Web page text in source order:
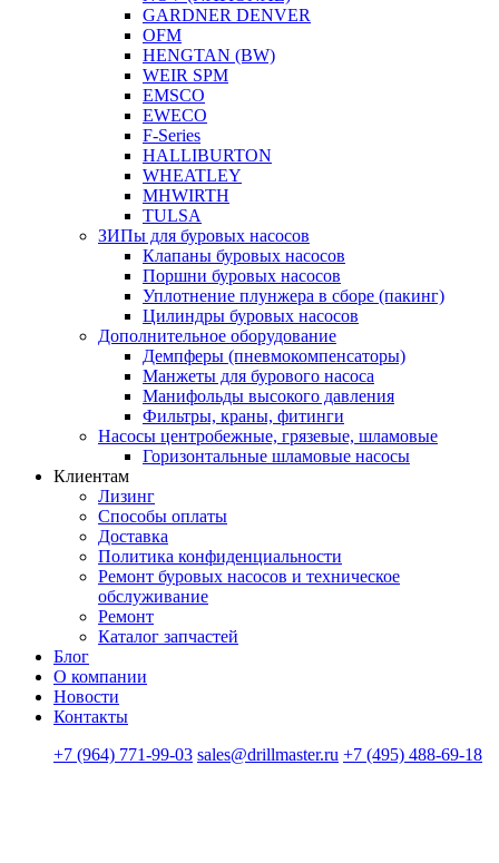
GARDNER DENVER
OFM
HENGTAN (BW)
WEIR SPM
EMSCO
EWECO
F-Series
HALLIBURTON
WHEATLEY
MHWIRTH
TULSA
ЗИПы для буровых насосов
Клапаны буровых насосов
Поршни буровых насосов
Уплотнение плунжера в сборе (пакинг)
Цилиндры буровых насосов
Дополнительное оборудование
Демпферы (пневмокомпенсаторы)
Манжеты для бурового насоса
Манифольды высокого давления
Фильтры, краны, фитинги
Насосы центробежные, грязевые, шламовые
Горизонтальные шламовые насосы
Клиентам
Лизинг
Способы оплаты
Доставка
Политика конфиденциальности
Ремонт буровых насосов и техническое
обслуживание
Ремонт
Каталог запчастей
Блог
О компании
Новости
Контакты
+7 (964) 771-99-03 sales@drillmaster.ru +7 (495) 488-69-18